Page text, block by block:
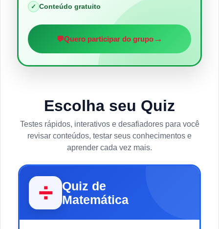
✓ Conteúdo gratuito
💬Quero participar do grupo→
Escolha seu Quiz
Testes rápidos, interativos e desafiadores para você
revisar conteúdos, testar seus conhecimentos e
aprender cada vez mais.
➗
Quiz de
Matemática